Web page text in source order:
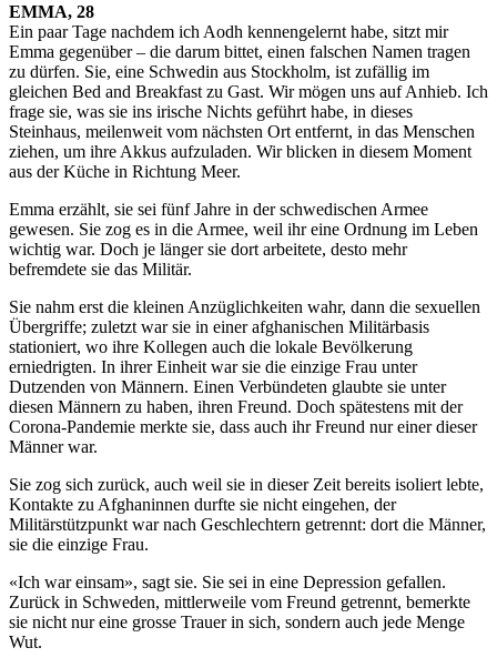
EMMA, 28
Ein paar Tage nachdem ich Aodh kennengelernt habe, sitzt mir
Emma gegenüber – die darum bittet, einen falschen Namen tragen
zu dürfen. Sie, eine Schwedin aus Stockholm, ist zufällig im
gleichen Bed and Breakfast zu Gast. Wir mögen uns auf Anhieb. Ich
frage sie, was sie ins irische Nichts geführt habe, in dieses
Steinhaus, meilenweit vom nächsten Ort entfernt, in das Menschen
ziehen, um ihre Akkus aufzuladen. Wir blicken in diesem Moment
aus der Küche in Richtung Meer.
Emma erzählt, sie sei fünf Jahre in der schwedischen Armee
gewesen. Sie zog es in die Armee, weil ihr eine Ordnung im Leben
wichtig war. Doch je länger sie dort arbeitete, desto mehr
befremdete sie das Militär.
Sie nahm erst die kleinen Anzüglichkeiten wahr, dann die sexuellen
Übergriffe; zuletzt war sie in einer afghanischen Militärbasis
stationiert, wo ihre Kollegen auch die lokale Bevölkerung
erniedrigten. In ihrer Einheit war sie die einzige Frau unter
Dutzenden von Männern. Einen Verbündeten glaubte sie unter
diesen Männern zu haben, ihren Freund. Doch spätestens mit der
Corona-Pandemie merkte sie, dass auch ihr Freund nur einer dieser
Männer war.
Sie zog sich zurück, auch weil sie in dieser Zeit bereits isoliert lebte,
Kontakte zu Afghaninnen durfte sie nicht eingehen, der
Militärstützpunkt war nach Geschlechtern getrennt: dort die Männer,
sie die einzige Frau.
«Ich war einsam», sagt sie. Sie sei in eine Depression gefallen.
Zurück in Schweden, mittlerweile vom Freund getrennt, bemerkte
sie nicht nur eine grosse Trauer in sich, sondern auch jede Menge
Wut.